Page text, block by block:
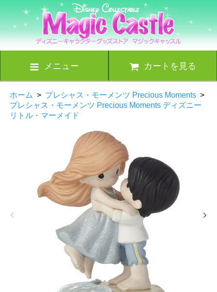
メニュー カートを見る
ホーム > プレシャス・モーメンツ Precious Moments >
プレシャス・モーメンツ Precious Moments ディズニー
リトル・マーメイド